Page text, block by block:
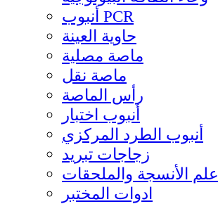
أنبوب PCR
حاوية العينة
ماصة مصلية
ماصة نقل
رأس الماصة
أنبوب اختبار
أنبوب الطرد المركزي
زجاجات تبريد
علم الأنسجة والملحقات
ادوات المختبر